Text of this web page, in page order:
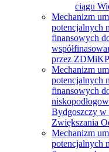
ciągu
Mechanizm
potencjalnych
finansowych
przez
Mechanizm
potencjalnych
finansowych
Bydgoszczy w
Zwiększania
Mechanizm
potencjalnych